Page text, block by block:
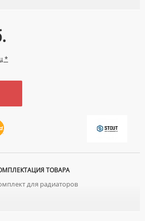
*
ТОВАРА
для радиаторов
ДЛЯ УМЫВАЛЬНИКОВ